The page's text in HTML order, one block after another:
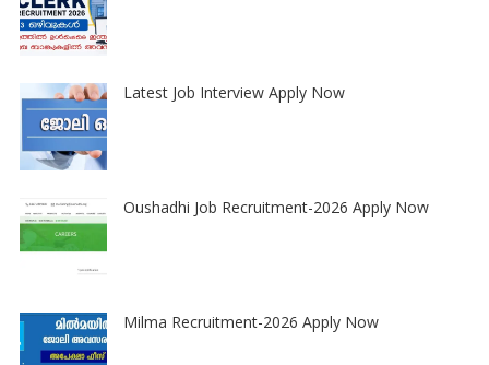
Latest Job Interview Apply Now
Oushadhi Job Recruitment-2026 Apply Now
Milma Recruitment-2026 Apply Now